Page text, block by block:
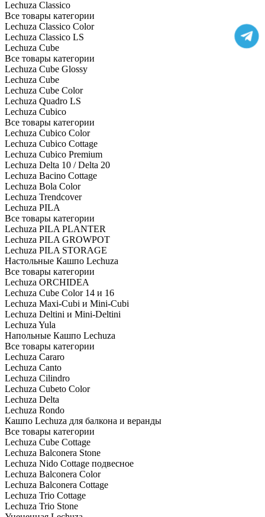
Lechuza Classico
Все товары категории
Lechuza Classico Color
Lechuza Classico LS
Lechuza Cube
Все товары категории
Lechuza Cube Glossy
Lechuza Cube
Lechuza Cube Color
Lechuza Quadro LS
Lechuza Cubico
Все товары категории
Lechuza Cubico Color
Lechuza Cubico Cottage
Lechuza Cubico Premium
Lechuza Delta 10 / Delta 20
Lechuza Bacino Cottage
Lechuza Bola Color
Lechuza Trendcover
Lechuza PILA
Все товары категории
Lechuza PILA PLANTER
Lechuza PILA GROWPOT
Lechuza PILA STORAGE
Настольные Кашпо Lechuza
Все товары категории
Lechuza ORCHIDEA
Lechuza Cube Color 14 и 16
Lechuza Maxi-Cubi и Mini-Cubi
Lechuza Deltini и Mini-Deltini
Lechuza Yula
Напольные Кашпо Lechuza
Все товары категории
Lechuza Cararo
Lechuza Canto
Lechuza Cilindro
Lechuza Cubeto Color
Lechuza Delta
Lechuza Rondo
Кашпо Lechuza для балкона и веранды
Все товары категории
Lechuza Cube Cottage
Lechuza Balconera Stone
Lechuza Nido Cottage подвесное
Lechuza Balconera Color
Lechuza Balconera Cottage
Lechuza Trio Cottage
Lechuza Trio Stone